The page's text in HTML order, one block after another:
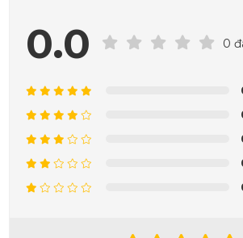
0.0 0